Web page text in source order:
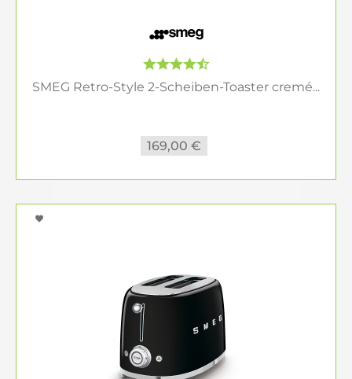
SMEG Retro-Style 2-Scheiben-Toaster cremé...
169,00 €